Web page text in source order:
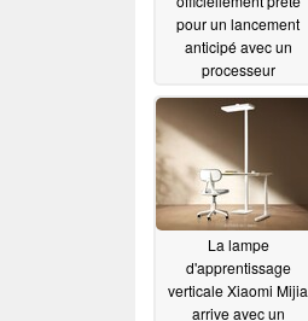
pour un lancement
anticipé avec un
processeur
10/25/2023
La lampe
d'apprentissage
verticale Xiaomi Mijia
arrive avec un